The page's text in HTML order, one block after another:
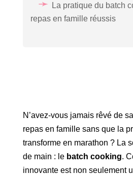
La pratique du batch
repas en famille réussis
N’avez-vous jamais rêvé de
repas en famille sans que la
transforme en marathon ? La
de main : le batch cooking.
innovante est non seulement